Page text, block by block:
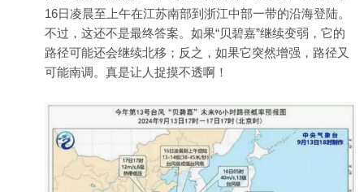
16日凌晨至上午在江苏南部到浙江中部一带的沿海登陆。
不过，这还不是最终答案。如果“贝碧嘉”继续变弱，它的
路径可能还会继续北移；反之，如果它突然增强，路径又
可能南调。真是让人捉摸不透啊！